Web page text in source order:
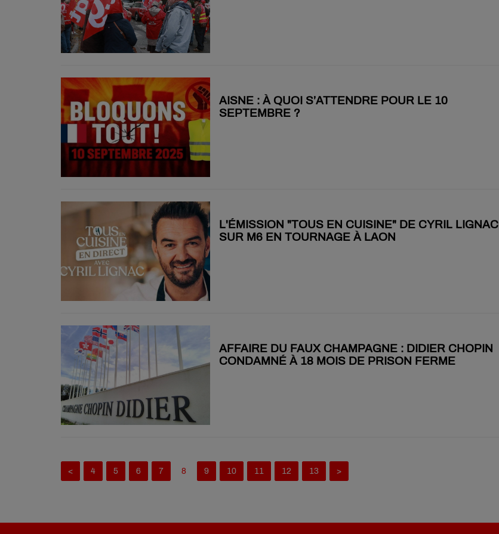
AISNE : À QUOI S’ATTENDRE POUR LE 10
SEPTEMBRE ?
L'ÉMISSION "TOUS EN CUISINE" DE CYRIL LIGNAC
SUR M6 EN TOURNAGE À LAON
AFFAIRE DU FAUX CHAMPAGNE : DIDIER CHOPIN
CONDAMNÉ À 18 MOIS DE PRISON FERME
< 4 5 6 7 8 9 10 11 12 13 >